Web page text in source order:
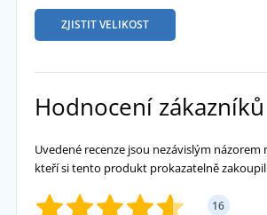
ZJISTIT VELIKOST
Hodnocení zákazníků
Uvedené recenze jsou nezávislým názorem
kteří si tento produkt prokazatelně
16